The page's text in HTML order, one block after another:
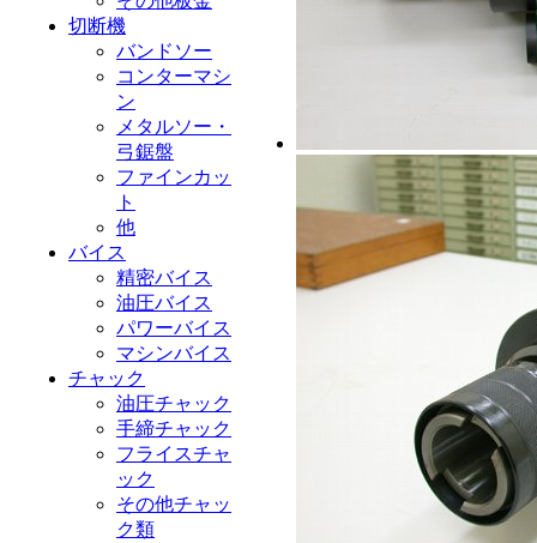
切断機
バンドソー
コンターマシ
ン
メタルソー・
弓鋸盤
ファインカッ
ト
他
バイス
精密バイス
油圧バイス
パワーバイス
マシンバイス
チャック
油圧チャック
手締チャック
フライスチャ
ック
その他チャッ
ク類